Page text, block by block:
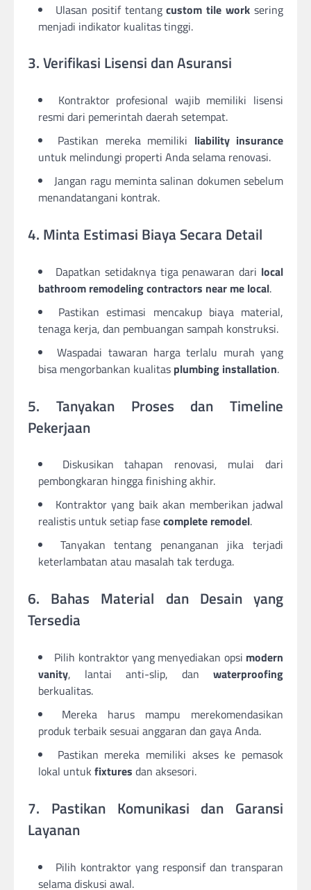
Ulasan positif tentangcustom tile work sering
menjadi indikator kualitas tinggi.
3. Verifikasi Lisensi dan Asuransi
Kontraktor profesional wajib memiliki lisensi
resmi dari pemerintah daerah setempat.
Pastikan mereka memiliki liability insurance
untuk melindungi properti Anda selama renovasi.
Jangan ragu meminta salinan dokumen sebelum
menandatangani kontrak.
4. Minta Estimasi Biaya Secara Detail
Dapatkan setidaknya tiga penawaran dari local
bathroom remodeling contractors near me local.
Pastikan estimasi mencakup biaya material,
tenaga kerja, dan pembuangan sampah konstruksi.
Waspadai tawaran harga terlalu murah yang
bisa mengorbankan kualitas plumbing installation.
5. Tanyakan Proses dan Timeline
Pekerjaan
Diskusikan tahapan renovasi, mulai dari
pembongkaran hingga finishing akhir.
Kontraktor yang baik akan memberikan jadwal
realistis untuk setiap fasecomplete remodel.
Tanyakan tentang penanganan jika terjadi
keterlambatan atau masalah tak terduga.
6. Bahas Material dan Desain yang
Tersedia
Pilih kontraktor yang menyediakan opsi modern
vanity, lantai anti-slip, dan waterproofing
berkualitas.
Mereka harus mampu merekomendasikan
produk terbaik sesuai anggaran dan gaya Anda.
Pastikan mereka memiliki akses ke pemasok
lokal untuk fixtures dan aksesori.
7. Pastikan Komunikasi dan Garansi
Layanan
Pilih kontraktor yang responsif dan transparan
selama diskusi awal.